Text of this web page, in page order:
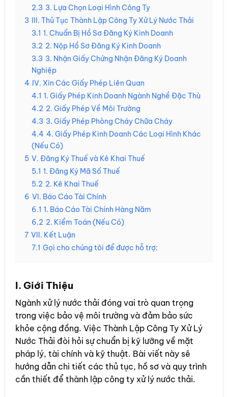
2.3 3. Lựa Chọn Loại Hình Công Ty
3 III. Thủ Tục Thành Lập Công Ty Xử Lý Nước Thải
3.1 1. Chuẩn Bị Hồ Sơ Đăng Ký Kinh Doanh
3.2 2. Nộp Hồ Sơ Đăng Ký Kinh Doanh
3.3 3. Nhận Giấy Chứng Nhận Đăng Ký Doanh
Nghiệp
4 IV. Xin Các Giấy Phép Liên Quan
4.1 1. Giấy Phép Kinh Doanh Ngành Nghề Đặc Thù
4.2 2. Giấy Phép Về Môi Trường
4.3 3. Giấy Phép Phòng Cháy Chữa Cháy
4.4 4. Giấy Phép Kinh Doanh Các Loại Hình Khác
(Nếu Có)
5 V. Đăng Ký Thuế và Kê Khai Thuế
5.1 1. Đăng Ký Mã Số Thuế
5.2 2. Kê Khai Thuế
6 VI. Báo Cáo Tài Chính
6.1 1. Báo Cáo Tài Chính Hàng Năm
6.2 2. Kiểm Toán (Nếu Có)
7 VII. Kết Luận
7.1 Gọi cho chúng tôi để được hỗ trợ:
I. Giới Thiệu
Ngành xử lý nước thải đóng vai trò quan trọng
trong việc bảo vệ môi trường và đảm bảo sức
khỏe cộng đồng. Việc Thành Lập Công Ty Xử Lý
Nước Thải đòi hỏi sự chuẩn bị kỹ lưỡng về mặt
pháp lý, tài chính và kỹ thuật. Bài viết này sẽ
hướng dẫn chi tiết các thủ tục, hồ sơ và quy trình
cần thiết để thành lập công ty xử lý nước thải.